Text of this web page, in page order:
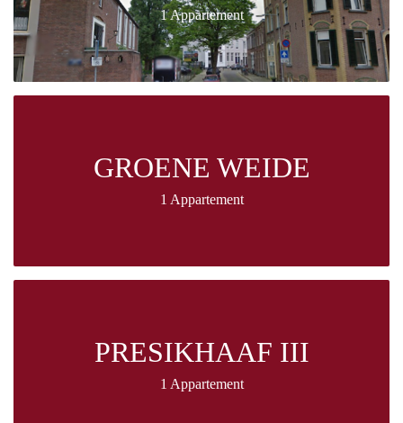
1 Appartement
GROENE WEIDE
1 Appartement
PRESIKHAAF III
1 Appartement